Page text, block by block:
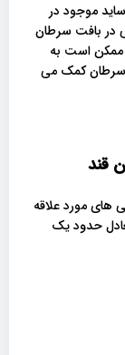
موجود در
در بافت سرطان
ممکن است به
سرطان کمک می
قند
های مورد علاقه
حدود یک